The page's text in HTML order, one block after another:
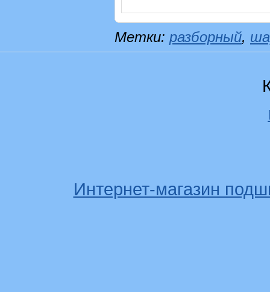
Метки: разборный,
Интернет-магазин